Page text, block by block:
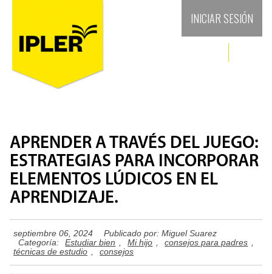
INICIAR SESIÓN
APRENDER A TRAVÉS DEL JUEGO:
ESTRATEGIAS PARA INCORPORAR
ELEMENTOS LÚDICOS EN EL
APRENDIZAJE.
septiembre 06, 2024 Publicado por:Miguel Suarez
Categoría:
Estudiar bien Mi hijo consejos para padres
técnicas de estudio
consejos